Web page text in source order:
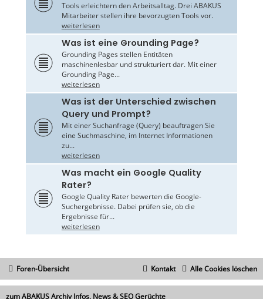
Tools erleichtern den Arbeitsalltag. Drei ABAKUS
Mitarbeiter stellen ihre bevorzugten Tools vor.
weiterlesen
Was ist eine Grounding Page?
Grounding Pages stellen Entitäten
maschinenlesbar und strukturiert dar. Mit einer
Grounding Page...
weiterlesen
Was ist der Unterschied zwischen
Query und Prompt?
Mit einer Suchanfrage (Query) beauftragen Sie
eine Suchmaschine, im Internet Informationen
zu...
weiterlesen
Was macht ein Google Quality
Rater?
Google Quality Rater bewerten die Google-
Suchergebnisse. Dabei prüfen sie, ob die
Ergebnisse für...
weiterlesen
Foren-Übersicht Alle Cookies löschen
Kontakt
zum ABAKUS Archiv Infos, News & SEO Gerüchte